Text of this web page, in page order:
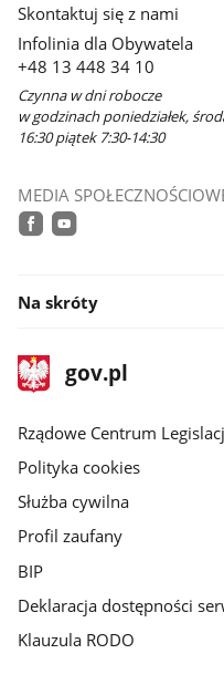
Skontaktuj się z nami
Infolinia dla Obywatela
+48 13 448 34 10
Czynna w dni robocze
w godzinach poniedziałek,
16:30 piątek 7:30-14:30
MEDIA
Na skróty
stopka
gov.plStrona
gov.pl
Rządowe Centrum
Polityka cookies
Służba cywilna
Profil zaufany
BIP
Deklaracja dostępności
Klauzula RODO